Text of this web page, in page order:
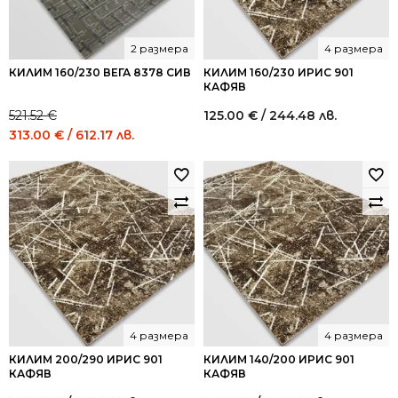
КИЛИМ 160/230 ВЕГА 8378 СИВ
2 размера
521.52€
Original
was:
521.52 €
/
1,020.00
лв..
313.00 € / 612.17 лв.
313.00 €
/
612.17
лв..
КИЛИМ 160/230 ИРИС 901
КАФЯВ
4 размера
125.00 € / 244.48 лв.
КИЛИМ 200/290 ИРИС 901
КАФЯВ
4 размера
КИЛИМ 140/200 ИРИС 901
КАФЯВ
4 размера